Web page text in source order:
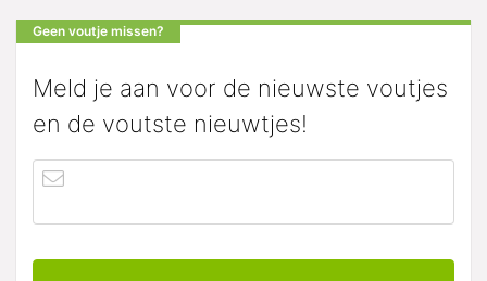
Geen voutje missen?
Meld je aan voor de nieuwste voutjes
en de voutste nieuwtjes!